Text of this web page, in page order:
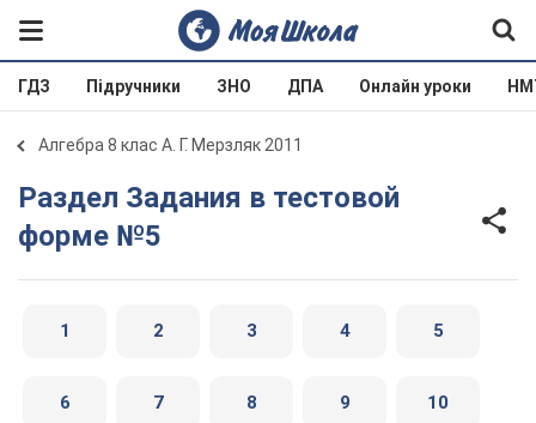
ГДЗ Підручники ЗНО ДПА Онлайн уроки
Алгебра 8 клас А. Г. Мерзляк 2011
Раздел Задания в тестовой
форме №5
1 2 3 4 5
6 7 8 9 10